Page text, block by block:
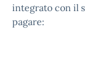
integrato con il
pagare: